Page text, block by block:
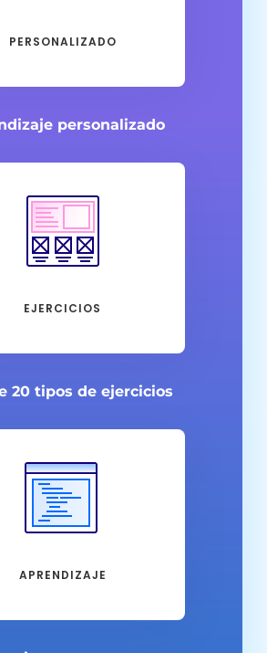
PERSONALIZADO
personalizado
EJERCICIOS
20 tipos de ejercicios
APRENDIZAJE